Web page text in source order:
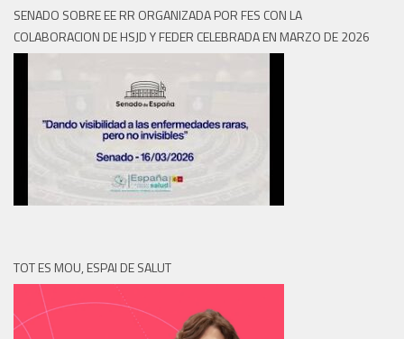
SENADO SOBRE EE RR ORGANIZADA POR FES CON LA
COLABORACION DE HSJD Y FEDER CELEBRADA EN MARZO DE 2026
TOT ES MOU, ESPAI DE SALUT